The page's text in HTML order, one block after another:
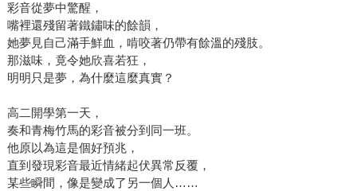
彩音從夢中驚醒，
嘴裡還殘留著鐵鏽味的餘韻，
她夢見自己滿手鮮血，啃咬著仍帶有餘溫的殘肢。
那滋味，竟令她欣喜若狂，
明明只是夢，為什麼這麼真實？
高二開學第一天，
奏和青梅竹馬的彩音被分到同一班。
他原以為這是個好預兆，
直到發現彩音最近情緒起伏異常反覆，
某些瞬間，像是變成了另一個人……